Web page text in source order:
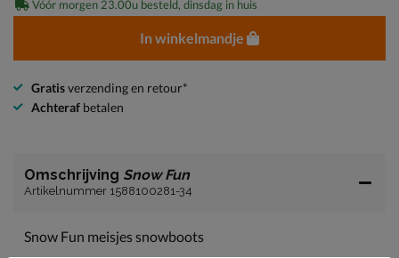
Vóór morgen 23.00u besteld, dinsdag in huis
In winkelmandje
Gratisverzending en retour*
Achteraf betalen
Omschrijving Snow Fun
Artikelnummer 1588100281-34
Snow Fun meisjes snowboots